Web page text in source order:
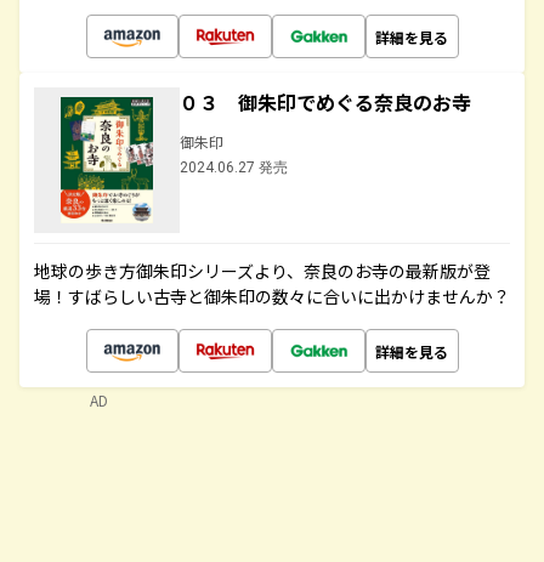
詳細を見る
０３ 御朱印でめぐる奈良のお寺
御朱印
2024.06.27 発売
地球の歩き方御朱印シリーズより、奈良のお寺の最新版が登
場！すばらしい古寺と御朱印の数々に合いに出かけませんか？
詳細を見る
AD